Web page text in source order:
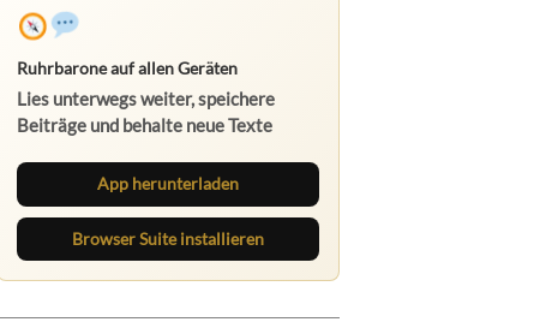
Ruhrbarone auf allen Geräten
Lies unterwegs weiter, speichere
Beiträge und behalte neue Texte
App herunterladen
Browser Suite installieren